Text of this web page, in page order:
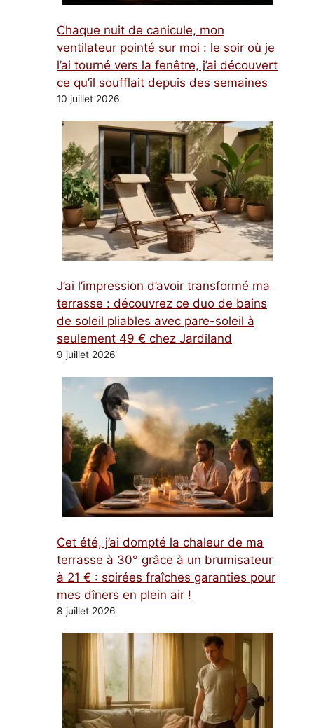
Chaque nuit de canicule, mon
ventilateur pointé sur moi : le soir où je
l’ai tourné vers la fenêtre, j’ai découvert
ce qu’il soufflait depuis des semaines
10 juillet 2026
J’ai l’impression d’avoir transformé ma
terrasse : découvrez ce duo de bains
de soleil pliables avec pare-soleil à
seulement 49 € chez Jardiland
9 juillet 2026
Cet été, j’ai dompté la chaleur de ma
terrasse à 30° grâce à un brumisateur
à 21 € : soirées fraîches garanties pour
mes dîners en plein air !
8 juillet 2026